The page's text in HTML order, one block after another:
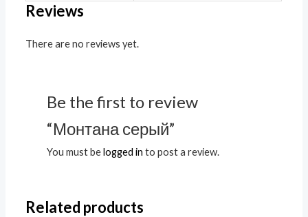
Reviews
There are no reviews yet.
Be the first to review
“Монтана серый”
You must belogged in to post a review.
Related products